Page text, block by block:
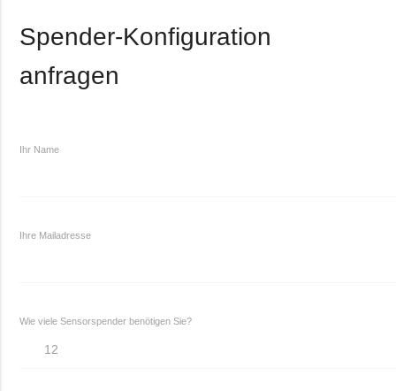
Spender-Konfiguration
anfragen
Ihr Name
Ihre Mailadresse
Wie viele Sensorspender benötigen Sie?